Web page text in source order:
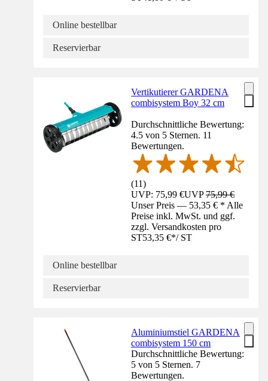
Online bestellbar
Reservierbar
Vertikutierer GARDENA
combisystem Boy 32 cm
Durchschnittliche Bewertung:
4.5 von 5 Sternen. 11
Bewertungen.
(11)
UVP: 75,99 €UVP75,99 €
Unser Preis — 53,35 € * Alle
Preise inkl. MwSt. und ggf.
zzgl. Versandkosten pro
ST53,35 €*/ ST
Online bestellbar
Reservierbar
Aluminiumstiel GARDENA
combisystem 150 cm
Durchschnittliche Bewertung:
5 von 5 Sternen. 7
Bewertungen.